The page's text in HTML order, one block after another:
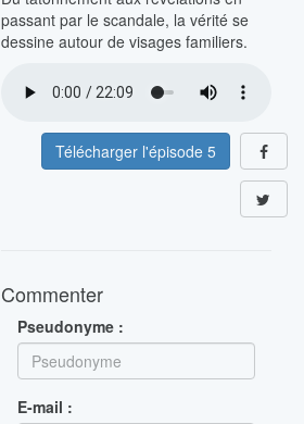
passant par le scandale, la vérité se
dessine autour de visages familiers.
Télécharger l'épisode 5
Commenter
Pseudonyme :
E-mail :